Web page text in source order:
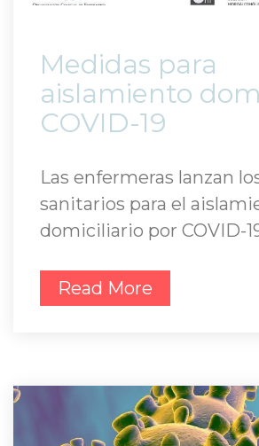
Medidas para
aislamiento
COVID-19
Las enfermeras lanzan
anitarios para el
domiciliario por COVID-
Read More